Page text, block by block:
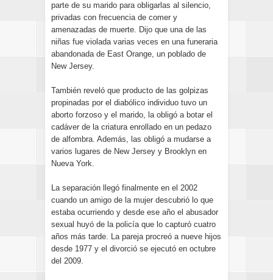
parte de su marido para obligarlas al silencio,
privadas con frecuencia de comer y
amenazadas de muerte. Dijo que una de las
niñas fue violada varias veces en una funeraria
abandonada de East Orange, un poblado de
New Jersey.
También reveló que producto de las golpizas
propinadas por el diabólico individuo tuvo un
aborto forzoso y el marido, la obligó a botar el
cadáver de la criatura enrollado en un pedazo
de alfombra. Además, las obligó a mudarse a
varios lugares de New Jersey y Brooklyn en
Nueva York.
La separación llegó finalmente en el 2002
cuando un amigo de la mujer descubrió lo que
estaba ocurriendo y desde ese año el abusador
sexual huyó de la policía que lo capturó cuatro
años más tarde. La pareja procreó a nueve hijos
desde 1977 y el divorció se ejecutó en octubre
del 2009.